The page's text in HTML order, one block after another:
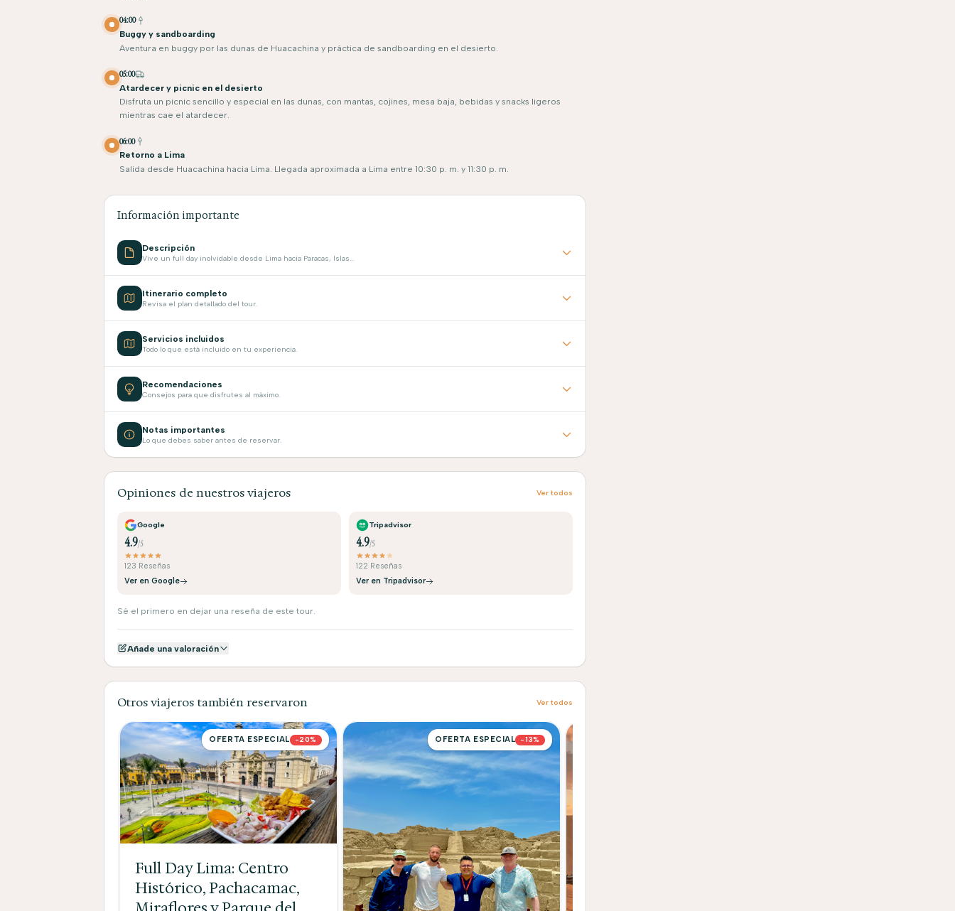
04:00
Buggy y sandboarding
Aventura en buggy por las dunas de Huacachina y práctica de sandboarding en el desierto.
05:00
Atardecer y picnic en el desierto
Disfruta un picnic sencillo y especial en las dunas, con mantas, cojines, mesa baja, bebidas y snacks ligeros
mientras cae el atardecer.
06:00
Retorno a Lima
Salida desde Huacachina hacia Lima. Llegada aproximada a Lima entre 10:30 p. m. y 11:30 p. m.
Información importante
Descripción
Vive un full day inolvidable desde Lima hacia Paracas, Islas...
Itinerario completo
Revisa el plan detallado del tour.
Servicios incluidos
Todo lo que está incluido en tu experiencia.
Recomendaciones
Consejos para que disfrutes al máximo.
Notas importantes
Lo que debes saber antes de reservar.
Opiniones de nuestros viajeros Ver todos
Google
4.9/5
123 Reseñas
Ver en Google
Tripadvisor
4.9/5
122 Reseñas
Ver en Tripadvisor
Sé el primero en dejar una reseña de este tour.
Añade una valoración
Otros viajeros también reservaron Ver todos
OFERTA ESPECIAL -20%
Full Day Lima: Centro
Histórico, Pachacamac,
OFERTA ESPECIAL -13%